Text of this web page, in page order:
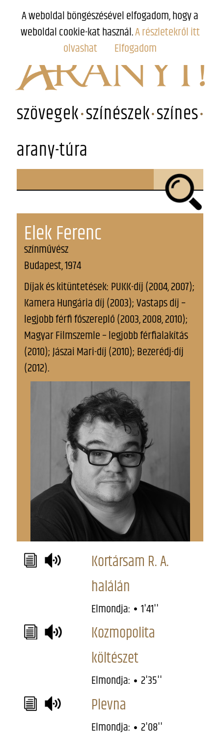
szövegek színészek színes
arany-túra
Elek Ferenc
színművész
Budapest, 1974
Díjak és kitüntetések: PUKK-díj (2004, 2007);
Kamera Hungária díj (2003); Vastaps díj –
legjobb férfi főszereplő (2003, 2008, 2010);
Magyar Filmszemle – legjobb férfialakítás
(2010); Jászai Mari-díj (2010); Bezerédj-díj
(2012).
Kortársam R. A.
halálán
Elmondja: 1'41''
Kozmopolita
költészet
Elmondja: 2'35''
Plevna
Elmondja: 2'08''
A weboldal böngészésével elfogadom, hogy a
weboldal cookie-kat használ.A részletekről itt
olvashat
Elfogadom